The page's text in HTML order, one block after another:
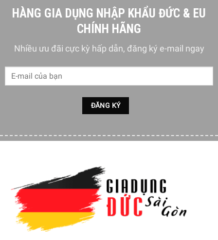
HÀNG GIA DỤNG NHẬP KHẨU ĐỨC & EU
CHÍNH HÃNG
Nhiều ưu đãi cực kỳ hấp dẫn, đăng ký e-mail ngay